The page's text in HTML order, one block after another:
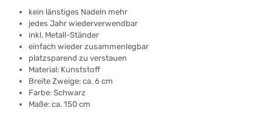
kein länstiges Nadeln mehr
jedes Jahr wiederverwendbar
inkl. Metall-Ständer
einfach wieder zusammenlegbar
platzsparend zu verstauen
Material: Kunststoff
Breite Zweige: ca. 6 cm
Farbe: Schwarz
Maße: ca. 150 cm